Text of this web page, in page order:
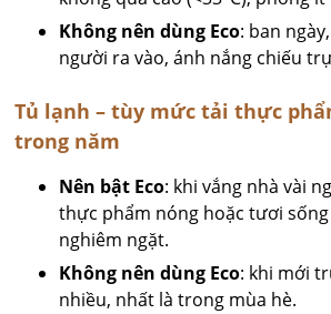
Không nên dùng Eco: ban
người ra vào, ánh nắng chiếu
Tủ lạnh – tùy mức tải thực
trong năm
Nên bật Eco: khi vắng nhà vài
thực phẩm nóng hoặc tươi
nghiêm ngặt.
Không nên dùng Eco: khi mới
nhiều, nhất là trong mùa hè.